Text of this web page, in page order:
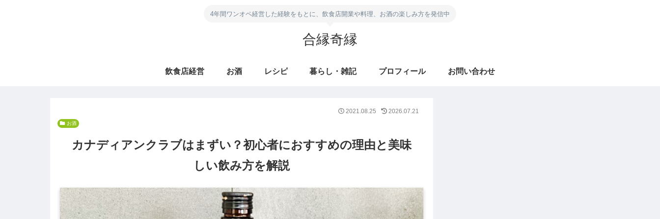
4年間ワンオペ経営した経験をもとに、飲食店開業や料理、お酒の楽しみ方を発信中
合縁奇縁
飲食店経営 お酒 レシピ 暮らし・雑記 プロフィール お問い合わせ
カナディアンクラブはまずい？初心者におすすめの理由と美味
しい飲み方を解説
2021.08.25 2026.07.21
お酒